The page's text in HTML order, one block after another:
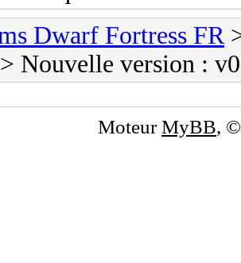
Dwarf Fortress FR
> Nouvelle version :
MoteurMyBB,